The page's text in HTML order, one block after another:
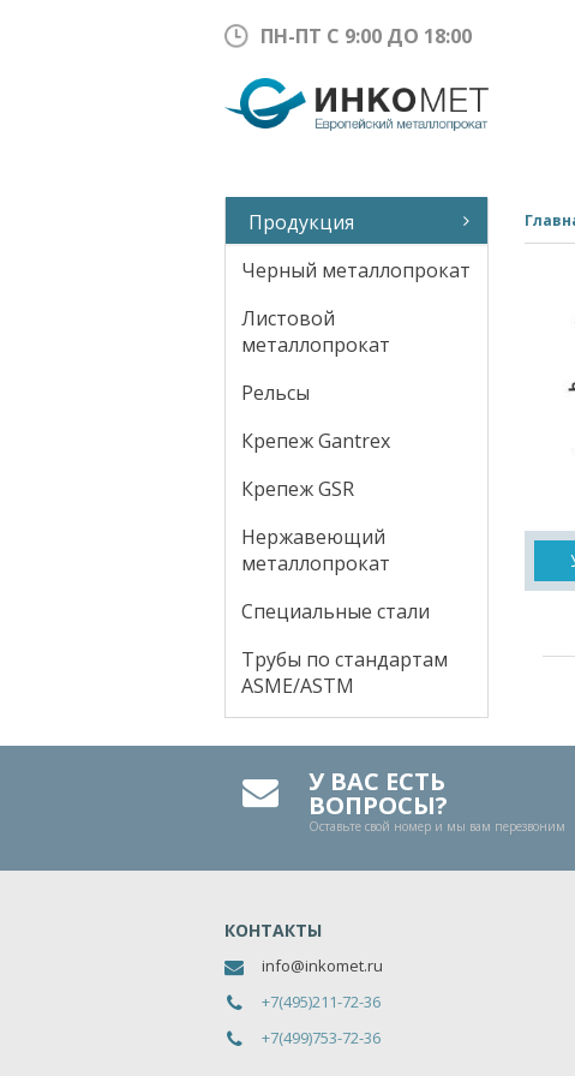
ПН-ПТ С 9:00 ДО 18:00
Продукция
Черный металлопрокат
Листовой
металлопрокат
Рельсы
Крепеж Gantrex
Крепеж GSR
Нержавеющий
металлопрокат
Специальные стали
Трубы по стандартам
ASME/ASTM
У ВАС ЕСТЬ
ВОПРОСЫ?
Оставьте свой номер и мы вам перезвоним
КОНТАКТЫ
info@inkomet.ru
+7(495)211-72-36
+7(499)753-72-36